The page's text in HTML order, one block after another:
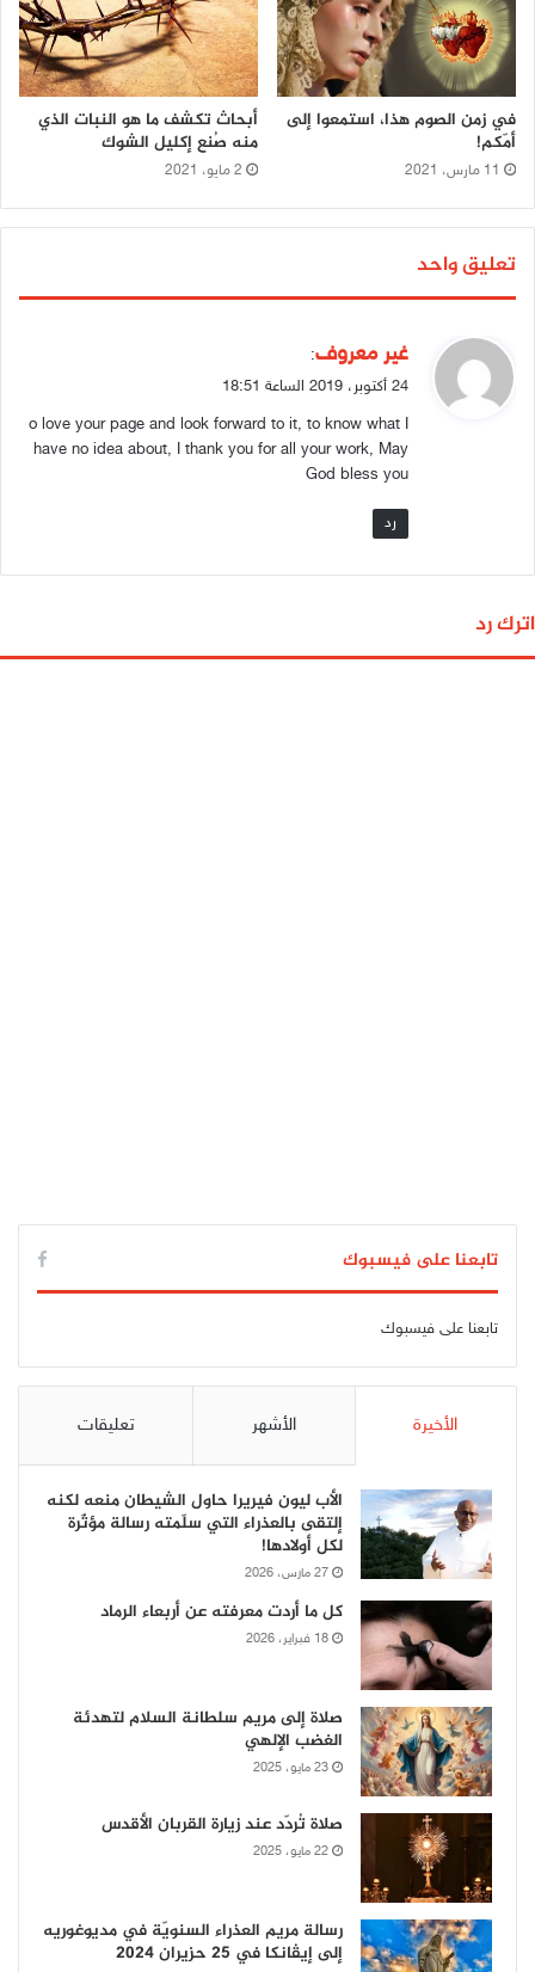
في زمن الصوم هذا، استمعوا إلى
أمّكم!
11 مارس، 2021
أبحاث تكشف ما هو النبات الذي
منه صُنع إكليل الشوك
2 مايو، 2021
تعليق واحد
ي
ق
ل
غير معروف:
24 أكتوبر، 2019 الساعة 18:51
o love your page and look forward to it, to know what I
have no idea about, I thank you for all your work, May
God bless you
رد
اترك رد
تابعنا على فيسبوك
تابعنا على فيسبوك
الأخيرة الأشهر تعليقات
الأب ليون فيريرا حاول الشيطان منعه لكنه
إلتقى بالعذراء التي سلّمته رسالة مؤثّرة
لكل أولادها!
27 مارس، 2026
كل ما أردت معرفته عن أربعاء الرماد
18 فبراير، 2026
صلاة إلى مريم سلطانة السلام لتهدئة
الغضب الإلهي
23 مايو، 2025
صلاة تُردّد عند زيارة القربان الأقدس
22 مايو، 2025
رسالة مريم العذراء السنويّة في مديوغوريه
إلى إيڤانكا في 25 حزيران 2024